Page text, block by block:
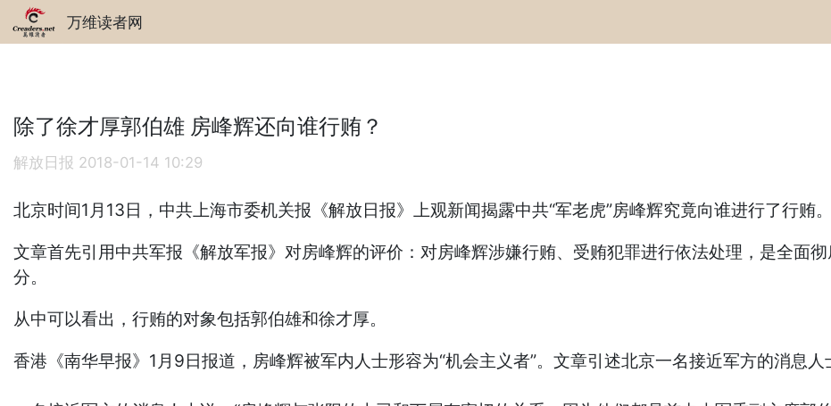
万维读者网
除了徐才厚郭伯雄 房峰辉还向谁行贿？
解放日报 2018-01-14 10:29
北京时间1月13日，中共上海市委机关报《解放日报》上观新闻揭露中共“军老虎”房峰辉究竟向谁进行了行贿。
文章首先引用中共军报《解放军报》对房峰辉的评价：对房峰辉涉嫌行贿、受贿犯罪进行依法处理，是全面
分。
从中可以看出，行贿的对象包括郭伯雄和徐才厚。
香港《南华早报》1月9日报道，房峰辉被军内人士形容为“机会主义者”。文章引述北京一名接近军方的消息人